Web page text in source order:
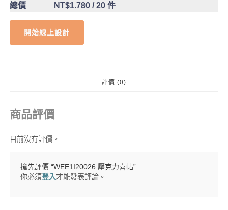
總價
NT$1.780/ 20 件
開始線上設計
評價 (0)
商品評價
目前沒有評價。
搶先評價 “WEE1I20026 壓克力喜帖”
你必須登入才能發表評論。